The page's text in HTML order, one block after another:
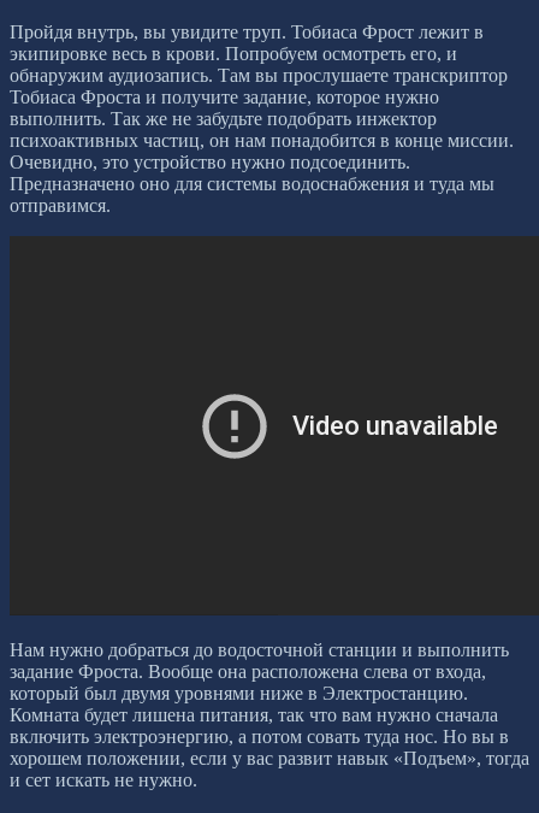
Пройдя внутрь, вы увидите труп. Тобиаса Фрост лежит в
экипировке весь в крови. Попробуем осмотреть его, и
обнаружим аудиозапись. Там вы прослушаете транскриптор
Тобиаса Фроста и получите задание, которое нужно
выполнить. Так же не забудьте подобрать инжектор
психоактивных частиц, он нам понадобится в конце миссии.
Очевидно, это устройство нужно подсоединить.
Предназначено оно для системы водоснабжения и туда мы
отправимся.
Нам нужно добраться до водосточной станции и выполнить
задание Фроста. Вообще она расположена слева от входа,
который был двумя уровнями ниже в Электростанцию.
Комната будет лишена питания, так что вам нужно сначала
включить электроэнергию, а потом совать туда нос. Но вы в
хорошем положении, если у вас развит навык «Подъем», тогда
и сет искать не нужно.